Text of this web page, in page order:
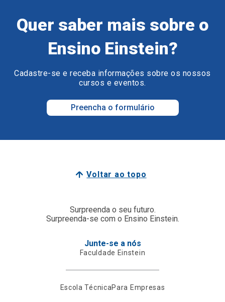
Quer saber mais sobre o
Ensino Einstein?
Cadastre-se e receba informações sobre os nossos
cursos e eventos.
Preencha o formulário
Voltar ao topo
Surpreenda o seu futuro.
Surpreenda-se com o Ensino Einstein.
Junte-se a nós
Faculdade Einstein
Escola TécnicaPara Empresas